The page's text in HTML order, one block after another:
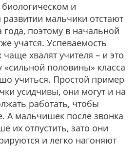
и
мальчики отстают
года, поэтому в начальной
учатся. Успеваемость
хвалят учителя – и это
«сильной половины» класса
учиться. Простой пример
усидчивы, они могут и на
работать, чтобы
А мальчишек после звонка
их отпустить, зато они
и легко нагоняют